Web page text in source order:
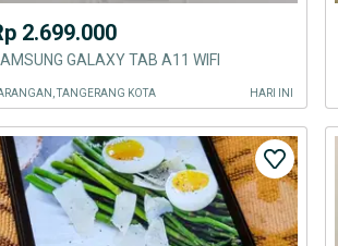
2.699.000
GALAXY TAB A11 WIFI
TANGERANG KOTA HARI INI